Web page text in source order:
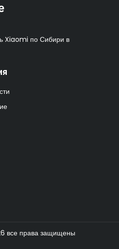
Xiaomi по Сибири в
все права защищены